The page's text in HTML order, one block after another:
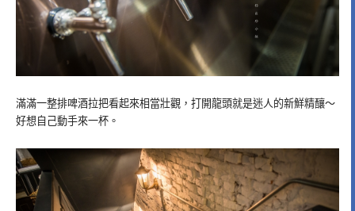
滿滿一整排啤酒拉把看起來相當壯觀，打開龍頭就是迷人的新鮮精釀～
好想自己動手來一杯。